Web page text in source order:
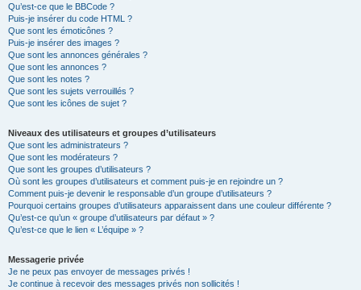
Qu’est-ce que le BBCode ?
Puis-je insérer du code HTML ?
Que sont les émoticônes ?
Puis-je insérer des images ?
Que sont les annonces générales ?
Que sont les annonces ?
Que sont les notes ?
Que sont les sujets verrouillés ?
Que sont les icônes de sujet ?
Niveaux des utilisateurs et groupes d’utilisateurs
Que sont les administrateurs ?
Que sont les modérateurs ?
Que sont les groupes d’utilisateurs ?
Où sont les groupes d’utilisateurs et comment puis-je en rejoindre un ?
Comment puis-je devenir le responsable d’un groupe d’utilisateurs ?
Pourquoi certains groupes d’utilisateurs apparaissent dans une couleur différente ?
Qu’est-ce qu’un « groupe d’utilisateurs par défaut » ?
Qu’est-ce que le lien « L’équipe » ?
Messagerie privée
Je ne peux pas envoyer de messages privés !
Je continue à recevoir des messages privés non sollicités !